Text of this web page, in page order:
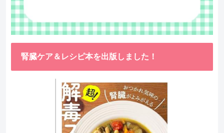
腎臓ケア＆レシピ本を出版しました！